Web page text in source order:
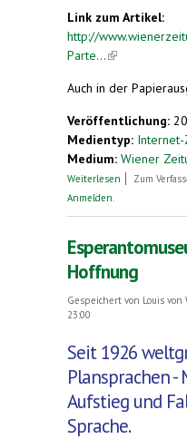
Link zum Artikel:
http://
Parte...(link is external)
Auch in der
Veröffentlichung:
Medientyp: Internet-
Medium: Wiener
Weiterlesen über Sprache
Zum
Anmelden
Hoffnung
Gespeichert von Louis von
23:00
Seit 1926
Plansprachen
Aufstieg und
Sprache.